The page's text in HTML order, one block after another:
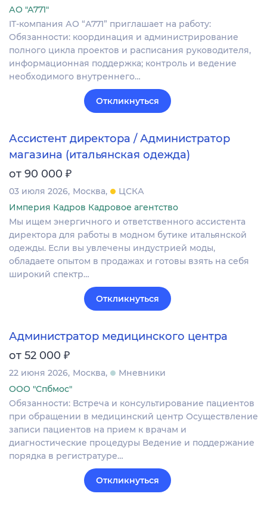
АО "А771"
IT-компания АО “А771” приглашает на работу:
Обязанности: координация и администрирование
полного цикла проектов и расписания руководителя,
информационная поддержка; контроль и ведение
необходимого внутреннего…
Откликнуться
Ассистент директора / Администратор
магазина (итальянская одежда)
от 90 000 ₽
03 июля 2026 Москва
ЦСКА
Империя Кадров Кадровое агентство
Мы ищем энергичного и ответственного ассистента
директора для работы в модном бутике итальянской
одежды. Если вы увлечены индустрией моды,
обладаете опытом в продажах и готовы взять на себя
широкий спектр…
Откликнуться
Администратор медицинского центра
от 52 000 ₽
22 июня 2026 Москва
Мневники
ООО "Спбмос"
Обязанности: Встреча и консультирование пациентов
при обращении в медицинский центр Осуществление
записи пациентов на прием к врачам и
диагностические процедуры Ведение и поддержание
порядка в регистратуре…
Откликнуться